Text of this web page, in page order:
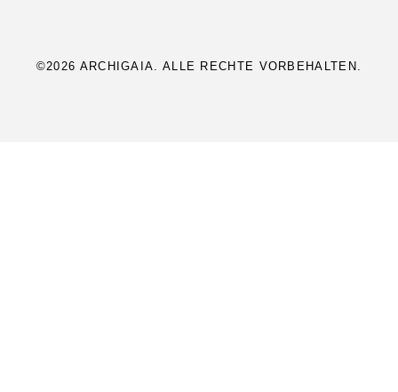
©2026 ARCHIGAIA. ALLE RECHTE VORBEHALTEN.